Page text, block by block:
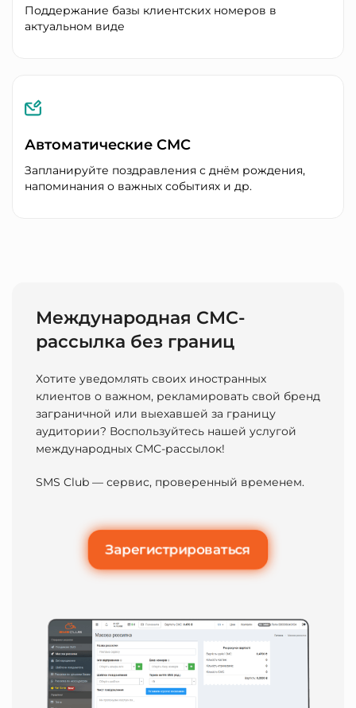
Поддержание базы клиентских номеров в
актуальном виде
Автоматические СМС
Запланируйте поздравления с днём рождения,
напоминания о важных событиях и др.
Международная СМС-
рассылка без границ
Хотите уведомлять своих иностранных
клиентов о важном, рекламировать свой бренд
заграничной или выехавшей за границу
аудитории? Воспользуйтесь нашей услугой
международных СМС-рассылок!
SMS Club — сервис, проверенный временем.
Зарегистрироваться